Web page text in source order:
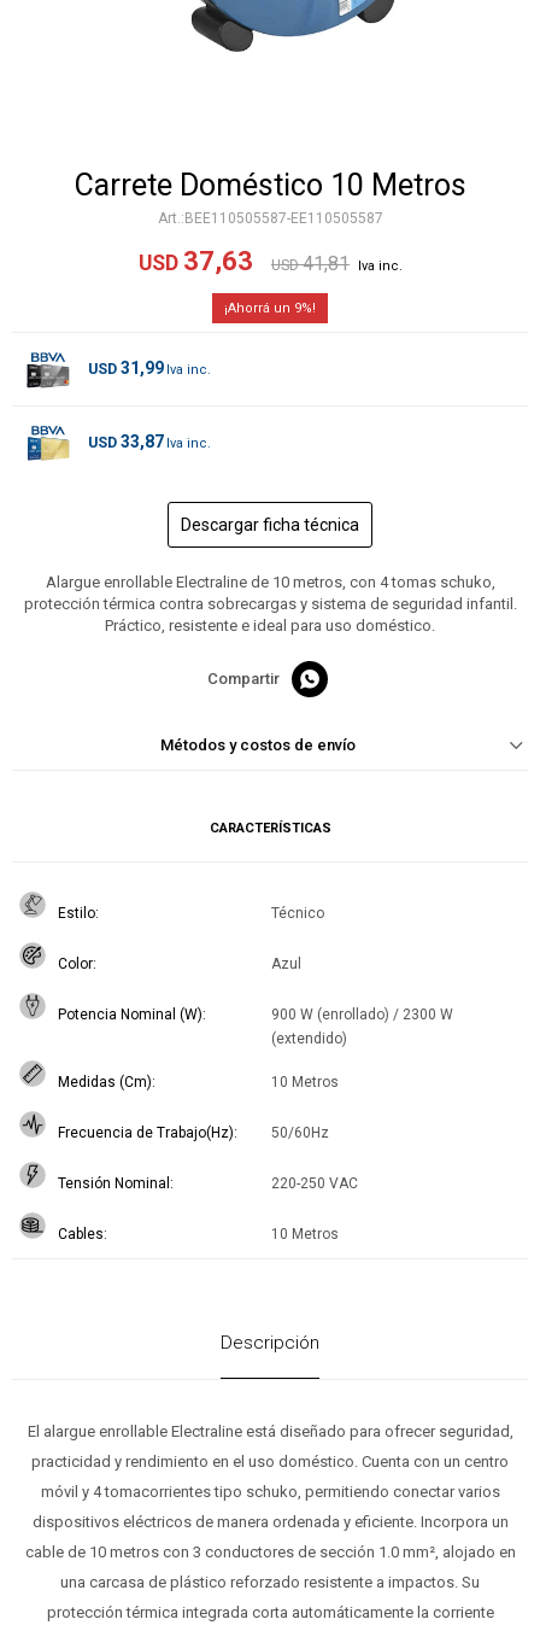
Carrete Doméstico 10 Metros
BEE110505587-EE110505587
USD 37,63 USD 41,81
9
USD 31,99
USD 33,87
Descargar ficha técnica
Alargue enrollable Electraline de 10 metros, con 4 tomas schuko,
protección térmica contra sobrecargas y sistema de seguridad infantil.
Práctico, resistente e ideal para uso doméstico.

Métodos y costos de envío
CARACTERÍSTICAS
Estilo Técnico
Color Azul
Potencia Nominal (W)
900 W (enrollado) / 2300 W
(extendido)
Medidas (Cm) 10 Metros
Frecuencia de Trabajo(Hz) 50/60Hz
Tensión Nominal 220-250 VAC
Cables 10 Metros
Descripción
El alargue enrollable Electraline está diseñado para ofrecer seguridad,
practicidad y rendimiento en el uso doméstico. Cuenta con un centro
móvil y 4 tomacorrientes tipo schuko, permitiendo conectar varios
dispositivos eléctricos de manera ordenada y eficiente. Incorpora un
cable de 10 metros con 3 conductores de sección 1.0 mm², alojado en
una carcasa de plástico reforzado resistente a impactos. Su
protección térmica integrada corta automáticamente la corriente